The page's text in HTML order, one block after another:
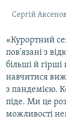
Сергій Аксенов
«Курортний
пов'язані з
більші й
навчитися
з пандемією.
піде. Ми це
можливості